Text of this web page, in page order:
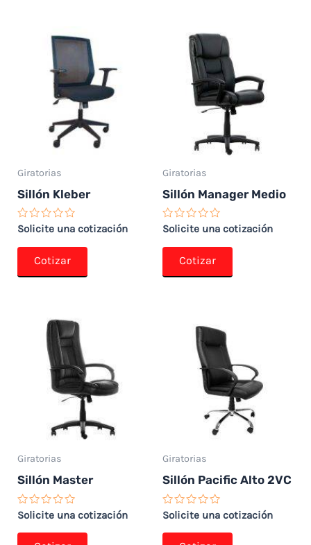
Giratorias
Sillón Kleber
Valorado
0
Solicite una cotización
Cotizar
Giratorias
Sillón Manager Medio
Valorado
0
Solicite una cotización
Cotizar
Giratorias
Sillón Master
Valorado
con
0
Solicite una cotización
Giratorias
Sillón Pacific Alto 2VC
Valorado
con
0
Solicite una cotización